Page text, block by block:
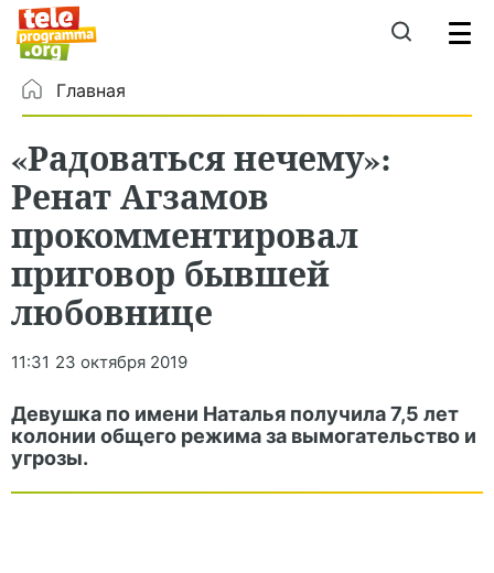
Главная
«Радоваться нечему»:
Ренат Агзамов
прокомментировал
приговор бывшей
любовнице
11:31 23 октября 2019
Девушка по имени Наталья получила 7,5 лет
колонии общего режима за вымогательство и
угрозы.